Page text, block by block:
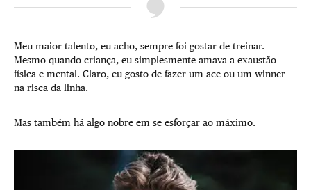
Meu maior talento, eu acho, sempre foi gostar de treinar.
Mesmo quando criança, eu simplesmente amava a exaustão
física e mental. Claro, eu gosto de fazer um ace ou um winner
na risca da linha.
Mas também há algo nobre em se esforçar ao máximo.